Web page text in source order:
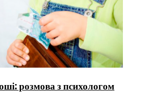
розмова з психологом